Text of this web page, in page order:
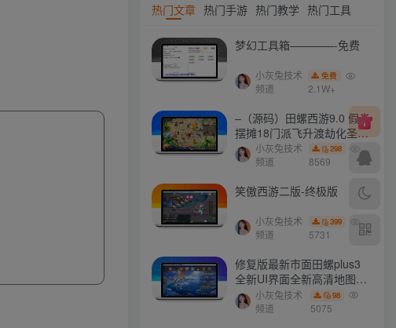
热门文章 热门手游 热门教学 热门工具
梦幻工具箱————-免费
小灰兔技术
频道
免费
2.1W+
–（源码）田螺西游9.0 假人
摆摊18门派飞升渡劫化圣助
战最新BB谛听….
小灰兔技术
频道
298
8569
笑傲西游二版-终极版
小灰兔技术
频道
399
5731
修复版最新市面田螺plus3
全新UI界面全新高清地图18
门派 修复了后门ggeserver
打不开
小灰兔技术
频道
98
5075